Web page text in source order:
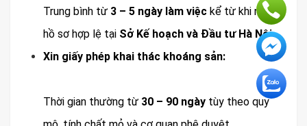
Trung bình từ 3 – 5 ngày làm việc kể từ khi nộp
hồ sơ hợp lệ tại Sở Kế hoạch và Đầu tư Hà Nội.
Xin giấy phép khai thác khoáng sản:
Thời gian thường từ 30 – 90 ngày tùy theo quy